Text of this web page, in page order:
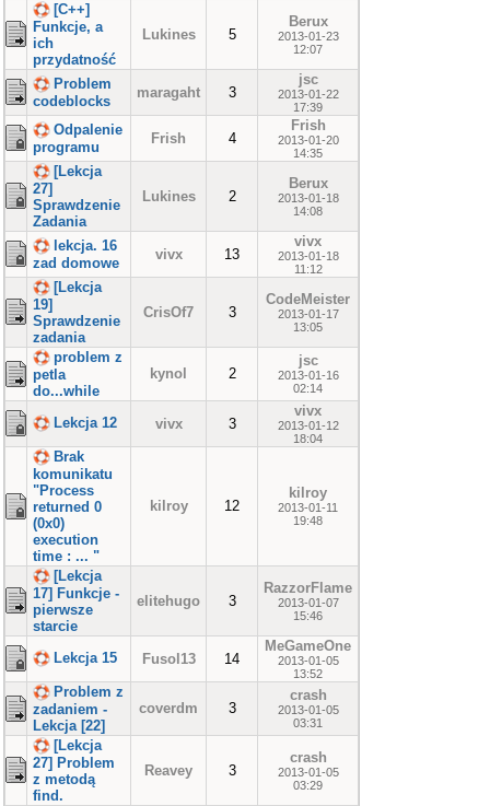
[C++]
Funkcje, a
ich
przydatność
Lukines 5
Berux
2013-01-23
12:07
Problem
codeblocks
maragaht 3
jsc
2013-01-22
17:39
Odpalenie
programu
Frish 4
Frish
2013-01-20
14:35
[Lekcja
27]
Sprawdzenie
Zadania
Lukines 2
Berux
2013-01-18
14:08
lekcja. 16
zad domowe
vivx 13
vivx
2013-01-18
11:12
[Lekcja
19]
Sprawdzenie
zadania
CrisOf7 3
CodeMeister
2013-01-17
13:05
problem z
petla
do...while
kynol 2
jsc
2013-01-16
02:14
Lekcja 12 vivx 3
vivx
2013-01-12
18:04
Brak
komunikatu
"Process
returned 0
(0x0)
execution
time : ... "
kilroy 12
kilroy
2013-01-11
19:48
[Lekcja
17] Funkcje -
pierwsze
starcie
elitehugo 3
RazzorFlame
2013-01-07
15:46
Lekcja 15 Fusol13 14
MeGameOne
2013-01-05
13:52
Problem z
zadaniem -
Lekcja [22]
coverdm 3
crash
2013-01-05
03:31
[Lekcja
27] Problem
z metodą
find.
Reavey 3
crash
2013-01-05
03:29